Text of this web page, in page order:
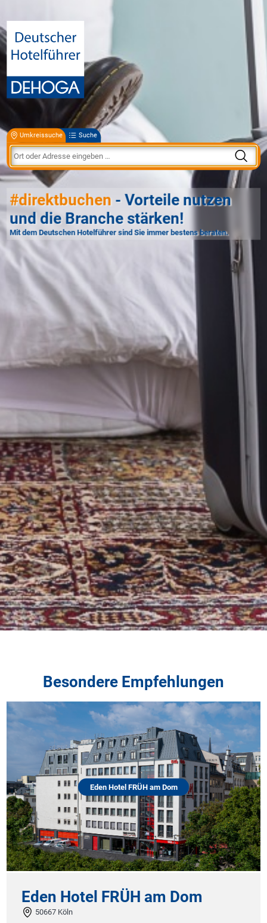
Umkreissuche Suche
#direktbuchen - Vorteile nutzen
und die Branche stärken!
Mit dem Deutschen Hotelführer sind Sie immer bestens beraten.
Besondere Empfehlungen
Eden Hotel FRÜH am Dom
Eden Hotel FRÜH am Dom
50667 Köln